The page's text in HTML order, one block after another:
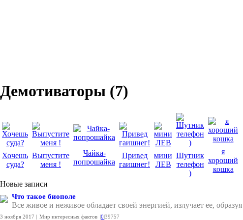
Демотиваторы (7)
Хочешь
суда?
Выпустите
меня !
Чайка-
попрошайка
Привед
гаишнег!
мини
ЛЕВ
Шутник
телефон
)
я
хороший
кошка
Новые записи
Что такое биополе
Все живое и неживое обладает своей энергией, излучает ее,
3 ноября 2017 | Мир интересных фактов |0|39757